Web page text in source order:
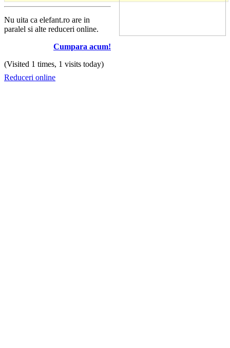
Nu uita ca elefant.ro are in
paralel si alte reduceri online.
Cumpara acum!
(Visited 1 times, 1 visits today)
Reduceri online